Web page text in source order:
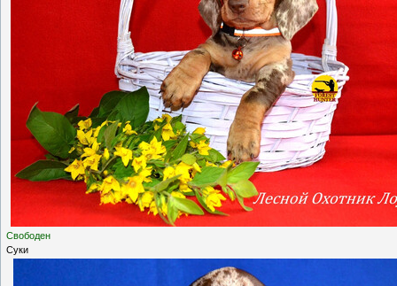
Свободен
Суки